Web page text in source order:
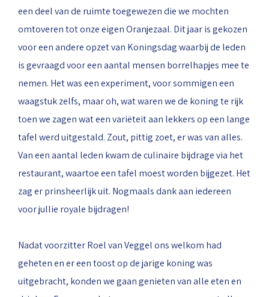
een deel van de ruimte toegewezen die we mochten
omtoveren tot onze eigen Oranjezaal. Dit jaar is gekozen
voor een andere opzet van Koningsdag waarbij de leden
is gevraagd voor een aantal mensen borrelhapjes mee te
nemen. Het was een experiment, voor sommigen een
waagstuk zelfs, maar oh, wat waren we de koning te rijk
toen we zagen wat een variëteit aan lekkers op een lange
tafel werd uitgestald. Zout, pittig zoet, er was van alles.
Van een aantal leden kwam de culinaire bijdrage via het
restaurant, waartoe een tafel moest worden bijgezet. Het
zag er prinsheerlijk uit. Nogmaals dank aan iedereen
voor jullie royale bijdragen!
Nadat voorzitter Roel van Veggel ons welkom had
geheten en er een toost op de jarige koning was
uitgebracht, konden we gaan genieten van alle eten en